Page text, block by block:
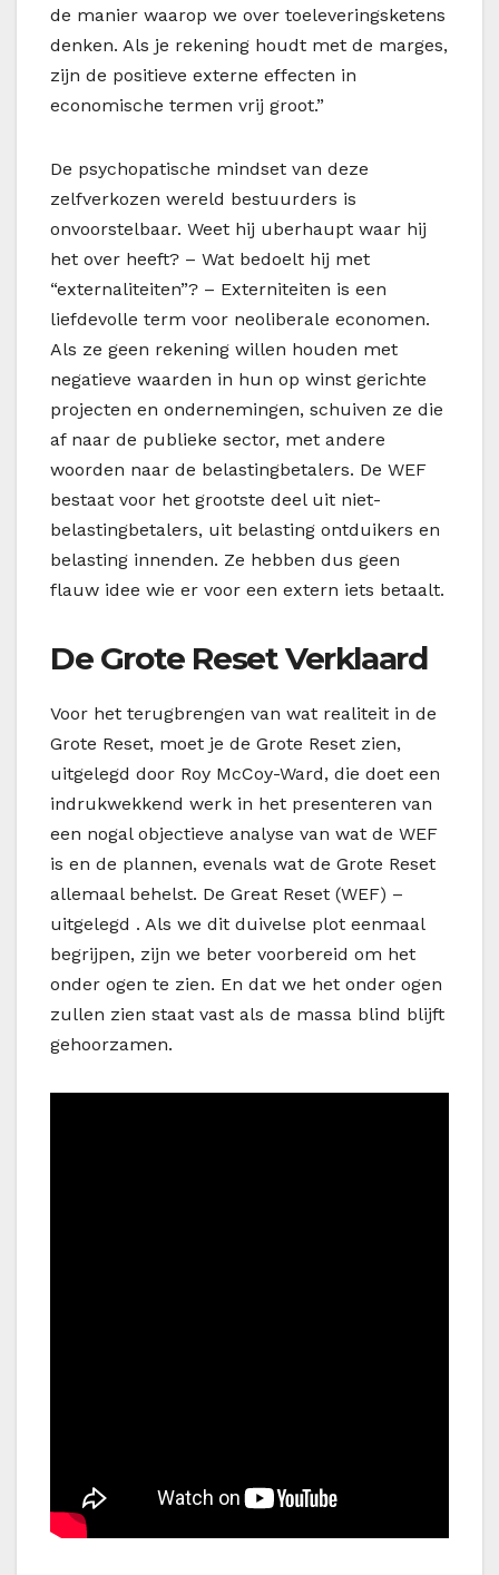
de manier waarop we over toeleveringsketens
denken. Als je rekening houdt met de marges,
zijn de positieve externe effecten in
economische termen vrij groot.”
De psychopatische mindset van deze
zelfverkozen wereld bestuurders is
onvoorstelbaar. Weet hij uberhaupt waar hij
het over heeft? – Wat bedoelt hij met
“externaliteiten”? – Externiteiten is een
liefdevolle term voor neoliberale economen.
Als ze geen rekening willen houden met
negatieve waarden in hun op winst gerichte
projecten en ondernemingen, schuiven ze die
af naar de publieke sector, met andere
woorden naar de belastingbetalers. De WEF
bestaat voor het grootste deel uit niet-
belastingbetalers, uit belasting ontduikers en
belasting innenden. Ze hebben dus geen
flauw idee wie er voor een extern iets betaalt.
De Grote Reset Verklaard
Voor het terugbrengen van wat realiteit in de
Grote Reset, moet je de Grote Reset zien,
uitgelegd door Roy McCoy-Ward, die doet een
indrukwekkend werk in het presenteren van
een nogal objectieve analyse van wat de WEF
is en de plannen, evenals wat de Grote Reset
allemaal behelst. De Great Reset (WEF) –
uitgelegd . Als we dit duivelse plot eenmaal
begrijpen, zijn we beter voorbereid om het
onder ogen te zien. En dat we het onder ogen
zullen zien staat vast als de massa blind blijft
gehoorzamen.